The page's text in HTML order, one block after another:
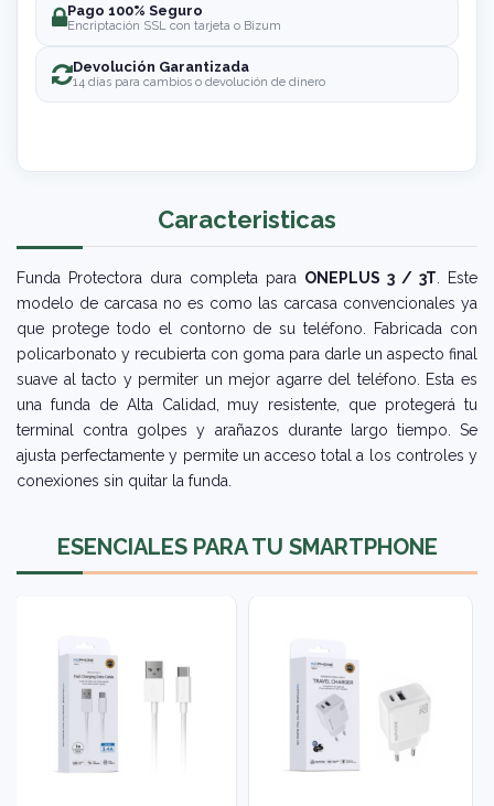
Pago 100% Seguro
Encriptación SSL con tarjeta o Bizum
Devolución Garantizada
14 días para cambios o devolución de dinero
Caracteristicas
Funda Protectora dura completa para ONEPLUS 3 / 3T. Este
modelo de carcasa no es como las carcasa convencionales ya
que protege todo el contorno de su teléfono. Fabricada con
policarbonato y recubierta con goma para darle un aspecto final
suave al tacto y permiter un mejor agarre del teléfono. Esta es
una funda de Alta Calidad, muy resistente, que protegerá tu
terminal contra golpes y arañazos durante largo tiempo. Se
ajusta perfectamente y permite un acceso total a los controles y
conexiones sin quitar la funda.
ESENCIALES PARA TU SMARTPHONE